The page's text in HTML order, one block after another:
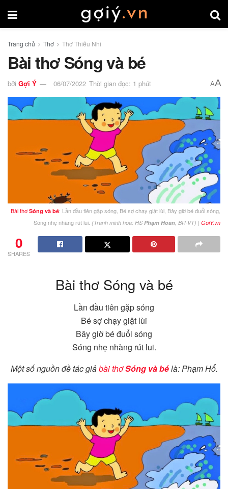
Trang chủ Thơ Thơ Thiếu Nhi
Bài thơ Sóng và bé
bởi Gợi Ý 06/07/2022 Thời gian đọc: 1 phút AA
Bài thơSóng và bé: Lần đầu tiên gặp sóng, Bé sợ chạy giật lùi, Bây giờ bé đuổi sóng,
Sóng nhẹ nhàng rút lui. (Tranh minh hoa: HS Phạm Hoan , BR-VT) | GoiY.vn
0
SHARES
Bài thơ Sóng và bé
Lần đầu tiên gặp sóng
Bé sợ chạy giật lùi
Bây giờ bé đuổi sóng
Sóng nhẹ nhàng rút lui.
Một số nguồn đề tác giảbài thơSóng và bélà: Phạm Hổ.